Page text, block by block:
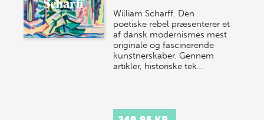
William Scharff. Den
poetiske rebel præsenterer et
af dansk modernismes mest
originale og fascinerende
kunstnerskaber. Gennem
artikler, historiske tek…